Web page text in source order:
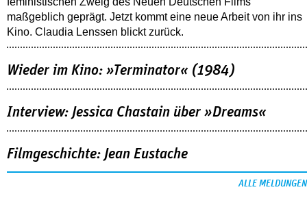
maßgeblich geprägt. Jetzt kommt eine neue Arbeit von ihr ins
Kino. Claudia Lenssen blickt zurück.
Wieder im Kino: »Terminator« (1984)
Interview: Jessica Chastain über »Dreams«
Filmgeschichte: Jean Eustache
ALLE MELDUNGEN